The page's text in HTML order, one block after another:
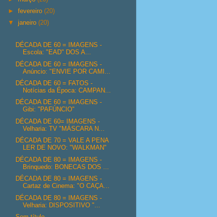
►fevereiro(20)
▼janeiro(20)
DÉCADA DE 60 = IMAGENS -
Escola: "EAD" DOS A...
DÉCADA DE 60 = IMAGENS -
Anúncio: "ENVIE POR CAMI...
DÉCADA DE 60 = FATOS -
Notícias da Época: CAMPAN...
DÉCADA DE 60 = IMAGENS -
Gibi: "PAFÚNCIO"
DÉCADA DE 60= IMAGENS -
Velharia: TV "MÁSCARA N...
DÉCADA DE 70 = VALE A PENA
LER DE NOVO: "WALKMAN"
DÉCADA DE 80 = IMAGENS -
Brinquedo: BONECAS DOS ...
DÉCADA DE 80 = IMAGENS -
Cartaz de Cinema: "O CAÇA...
DÉCADA DE 80 = IMAGENS -
Velharia: DISPOSITIVO "...